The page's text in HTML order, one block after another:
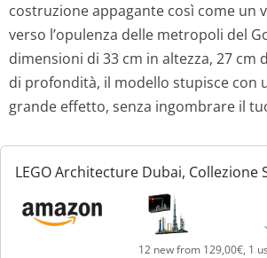
costruzione appagante così come un
verso l’opulenza delle metropoli del
dimensioni di 33 cm in altezza, 27 cm
di profondità, il modello stupisce con
grande effetto, senza ingombrare il
LEGO Architecture Dubai, Collezione
Modellismo Creativo e Rilassante,
Adulti e Ragazzi di 16+ Anni, 21052
12 new from 129,00€, 1